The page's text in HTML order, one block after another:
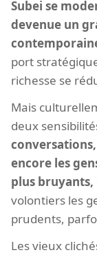
Subei se
devenue un
port
richesse se
Mais
deux
encore les
plus
volontiers les
prudents,
Les vieux